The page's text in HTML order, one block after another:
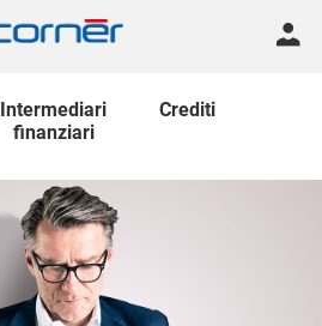
Intermediari
finanziari
Crediti